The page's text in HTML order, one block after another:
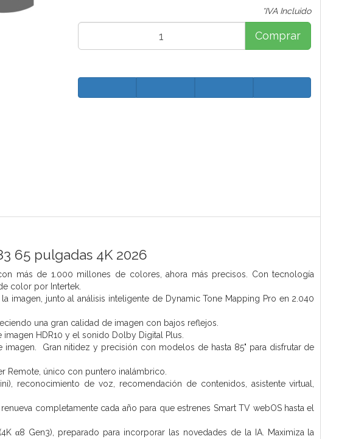
*IVA Incluido
Comprar
65 pulgadas 4K 2026
más de 1.000 millones de colores, ahora más precisos. Con tecnología
color por Intertek.
imagen, junto al análisis inteligente de Dynamic Tone Mapping Pro en 2.040
una gran calidad de imagen con bajos reflejos.
HDR10 y el sonido Dolby Digital Plus.
Gran nitidez y precisión con modelos de hasta 85" para disfrutar de
Remote, único con puntero inalámbrico.
reconocimiento de voz, recomendación de contenidos, asistente virtual,
completamente cada año para que estrenes Smart TV webOS hasta el
α8 Gen3), preparado para incorporar las novedades de la IA. Maximiza la